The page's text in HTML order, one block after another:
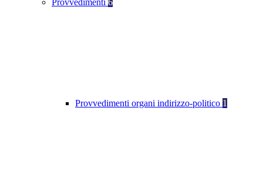
Provvedimenti 6
Provvedimenti organi indirizzo-politico 1